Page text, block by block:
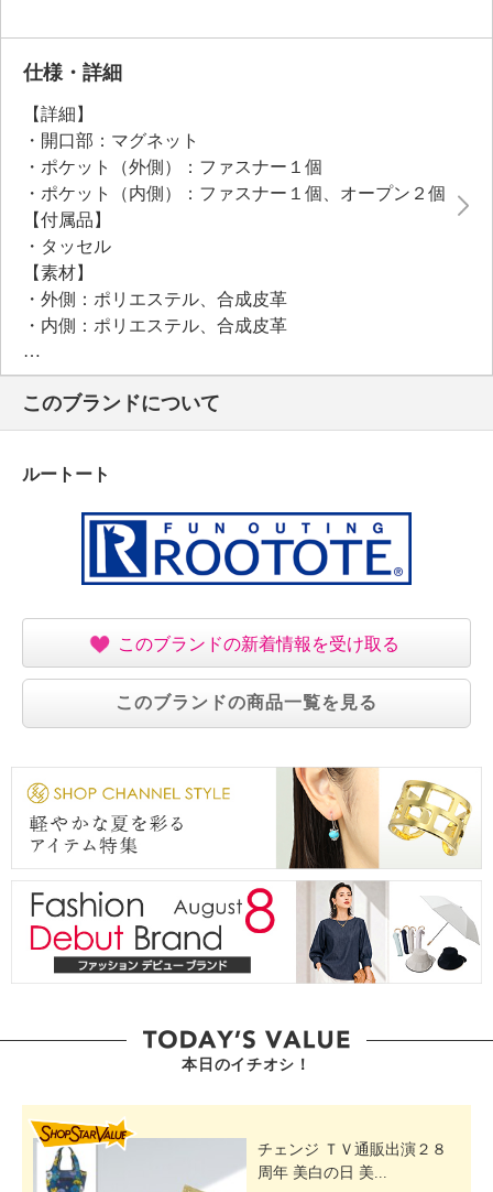
仕様・詳細
【詳細】
・開口部：マグネット
・ポケット（外側）：ファスナー１個
・ポケット（内側）：ファスナー１個、オープン２個
【付属品】
・タッセル
【素材】
・外側：ポリエステル、合成皮革
・内側：ポリエステル、合成皮革
【サイズ】
・約縦２４ｃｍ×最大横４３ｃｍ×マチ２０ｃｍ
・Ａ４サイズ：不可
【重さ】
【個体差あり】
・個体差あり
【原産国（地）】
このブランドについて
ルートート
このブランドの新着情報を受け取る
このブランドの商品一覧を見る
本日のイチオシ！
チェンジ ＴＶ通販出演２８
周年 美白の日 美...